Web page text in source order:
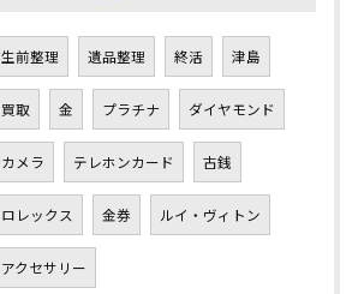
生前整理 遺品整理 終活 津島
買取 金 プラチナ ダイヤモンド
カメラ テレホンカード 古銭
ロレックス 金券 ルイ・ヴィトン
アクセサリー